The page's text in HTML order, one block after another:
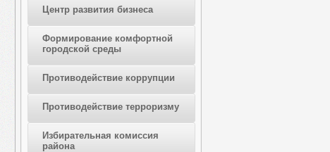
Центр развития бизнеса
Формирование комфортной
городской среды
Противодействие коррупции
Противодействие терроризму
Избирательная комиссия
района